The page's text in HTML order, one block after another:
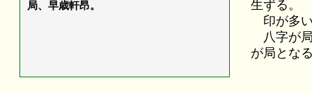
局、早歳軒昂。
生ずる。
印が多
八字が
が局とな